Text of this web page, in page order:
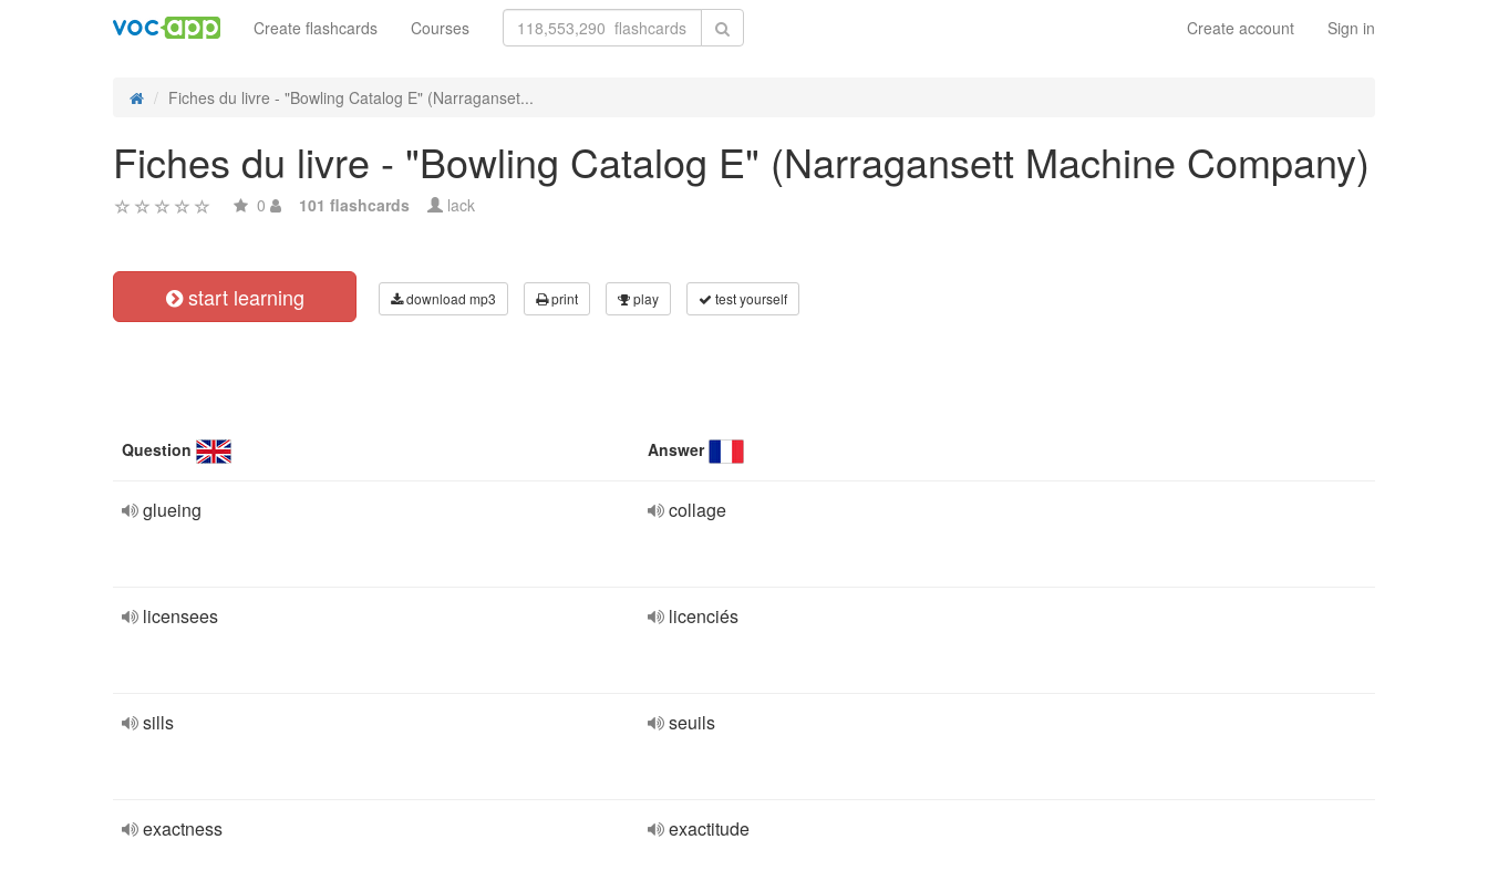
Create account Sign in
Create flashcards Courses
Fiches du livre - "Bowling Catalog E" (Narraganset...
Fiches du livre - "Bowling Catalog E" (Narragansett Machine Company)
0 101 flashcards lack
start learning download mp3 print play test yourself
Question Answer
glueing collage
licensees licenciés
sills seuils
exactness exactitude